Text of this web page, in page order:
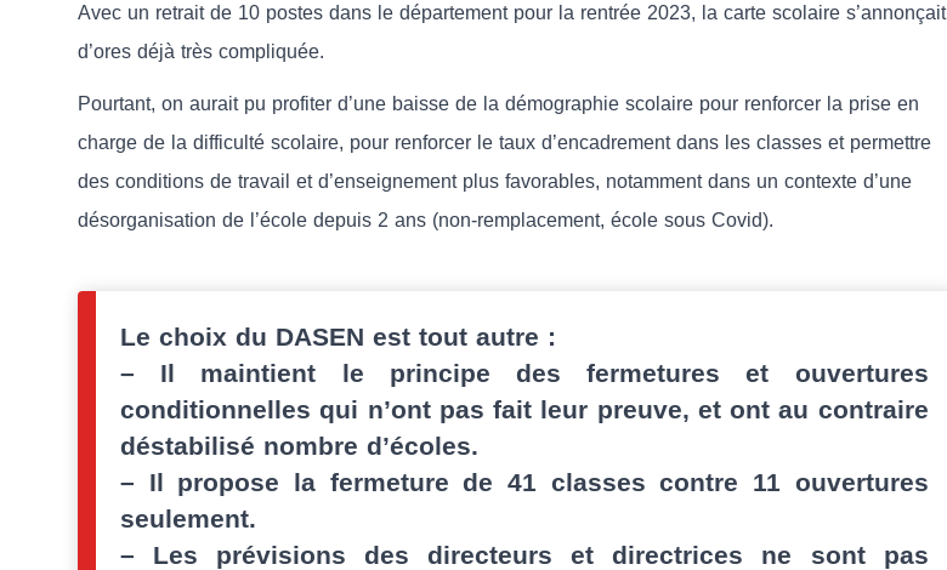
Avec un retrait de 10 postes dans le département pour la rentrée 2023, la carte scolaire s’annonçait
d’ores déjà très compliquée.
Pourtant, on aurait pu profiter d’une baisse de la démographie scolaire pour renforcer la prise en
charge de la difficulté scolaire, pour renforcer le taux d’encadrement dans les classes et permettre
des conditions de travail et d’enseignement plus favorables, notamment dans un contexte d’une
désorganisation de l’école depuis 2 ans (non-remplacement, école sous Covid).
Le choix du DASEN est tout autre :
– Il maintient le principe des fermetures et ouvertures
conditionnelles qui n’ont pas fait leur preuve, et ont au contraire
déstabilisé nombre d’écoles.
– Il propose la fermeture de 41 classes contre 11 ouvertures
seulement.
– Les prévisions des directeurs et directrices ne sont pas